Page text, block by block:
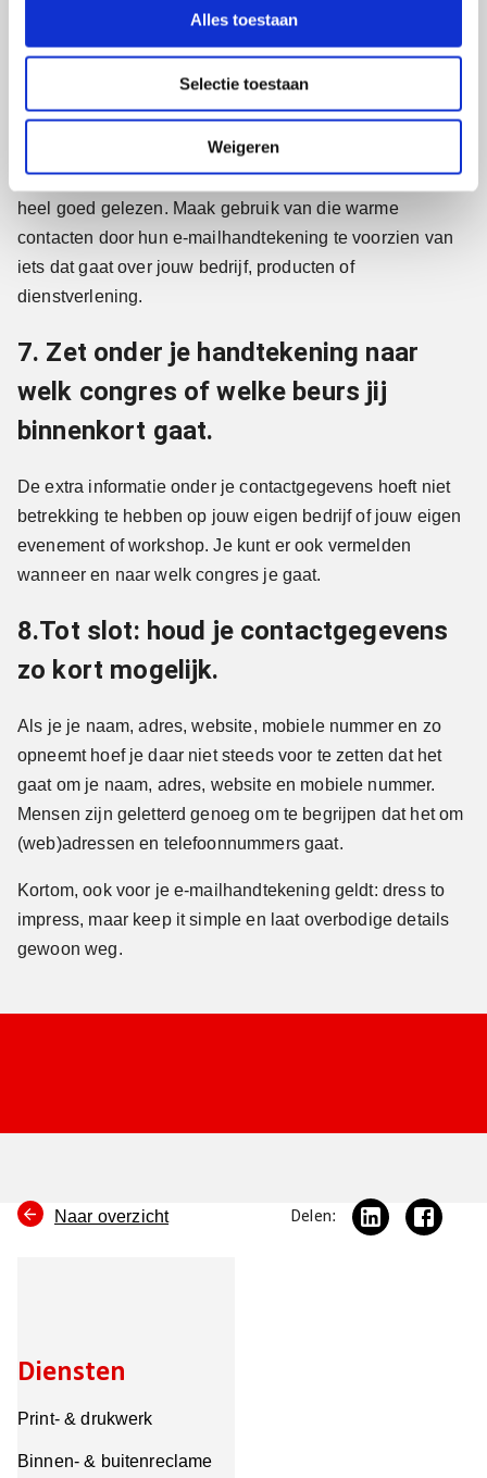
Alles toestaan
Selectie toestaan
Weigeren
Jouw medewerkers en collega’s hebben de hele dag
door contact met klanten, potentiële klanten, leveranciers,
sollicitanten, potentiële medewerkers, vrienden, familie,
afnemers, andere relaties en vaak is dat een directe band
en dus een warme band. Deze e-mailberichten worden
heel goed gelezen. Maak gebruik van die warme
contacten door hun e-mailhandtekening te voorzien van
iets dat gaat over jouw bedrijf, producten of
dienstverlening.
7. Zet onder je handtekening naar
welk congres of welke beurs jij
binnenkort gaat.
De extra informatie onder je contactgegevens hoeft niet
betrekking te hebben op jouw eigen bedrijf of jouw eigen
evenement of workshop. Je kunt er ook vermelden
wanneer en naar welk congres je gaat.
8.Tot slot: houd je contactgegevens
zo kort mogelijk.
Als je je naam, adres, website, mobiele nummer en zo
opneemt hoef je daar niet steeds voor te zetten dat het
gaat om je naam, adres, website en mobiele nummer.
Mensen zijn geletterd genoeg om te begrijpen dat het om
(web)adressen en telefoonnummers gaat.
Kortom, ook voor je e-mailhandtekening geldt: dress to
impress, maar keep it simple en laat overbodige details
gewoon weg.
Naar overzicht Delen:
Diensten
Print- & drukwerk
Binnen- & buitenreclame